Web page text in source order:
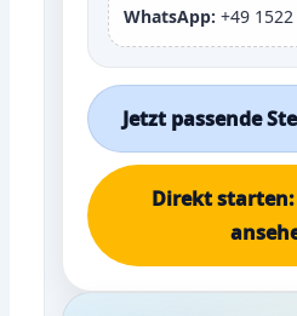
WhatsApp: +49
Jetzt passende
Direkt